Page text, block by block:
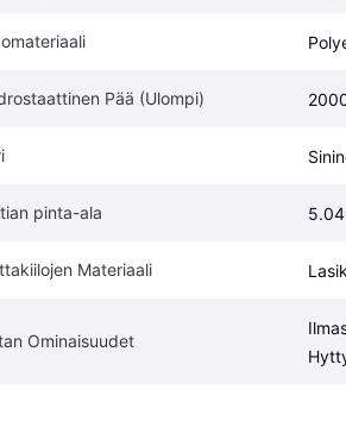
Pää (Ulompi)
pinta-ala
Materiaali
Ominaisuudet